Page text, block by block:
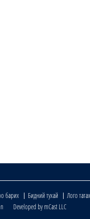
барих Бидний тухай
Лого татах
Developed by mCast LLC